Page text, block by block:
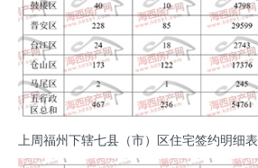
上周福州下辖七县（市）区住宅签约明细表